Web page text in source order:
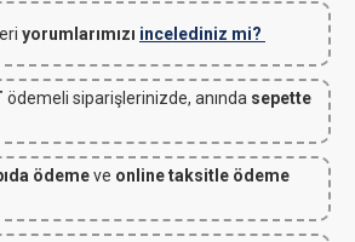
yorumlarımızı incelediniz mi?
ödemeli siparişlerinizde, anında sepette
ödemeve online taksitle ödeme